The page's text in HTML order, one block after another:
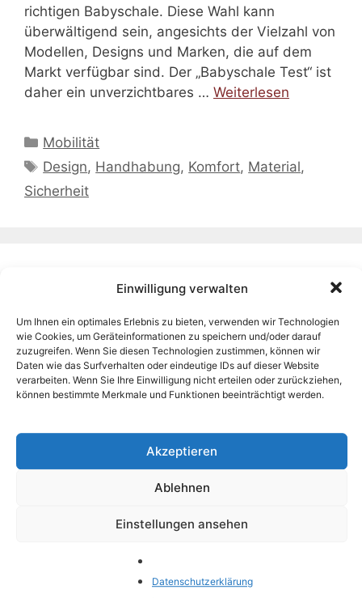
Einwilligung verwalten
Um Ihnen ein optimales Erlebnis zu bieten, verwenden wir Technologien
wie Cookies, um Geräteinformationen zu speichern und/oder darauf
zuzugreifen. Wenn Sie diesen Technologien zustimmen, können wir
Daten wie das Surfverhalten oder eindeutige IDs auf dieser Website
verarbeiten. Wenn Sie Ihre Einwilligung nicht erteilen oder zurückziehen,
können bestimmte Merkmale und Funktionen beeinträchtigt werden.
Akzeptieren
Ablehnen
Einstellungen ansehen
Datenschutzerklärung
richtigen Babyschale. Diese Wahl kann
überwältigend sein, angesichts der Vielzahl von
Modellen, Designs und Marken, die auf dem
Markt verfügbar sind. Der „Babyschale Test“ ist
daher ein unverzichtbares … Weiterlesen
Kategorien
Mobilität
Schlagwörter
Design, Handhabung, Komfort, Material,
Sicherheit
Die besten Kinderwagen-
Regenschutzlösungen
10. November 2023 von Redaktion